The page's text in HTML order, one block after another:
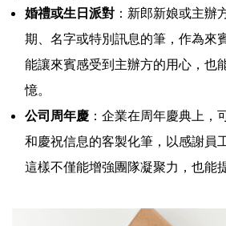
婚禮或生日派對 ：新郎新娘或主辦
期、名字或特別訊息的筆，作為來
能讓來賓感受到主辦方的用心，也
憶。
公司周年慶 ：企業在周年慶典上，
和慶祝信息的客製化筆，以感謝員
這樣不僅能增強團隊凝聚力，也能